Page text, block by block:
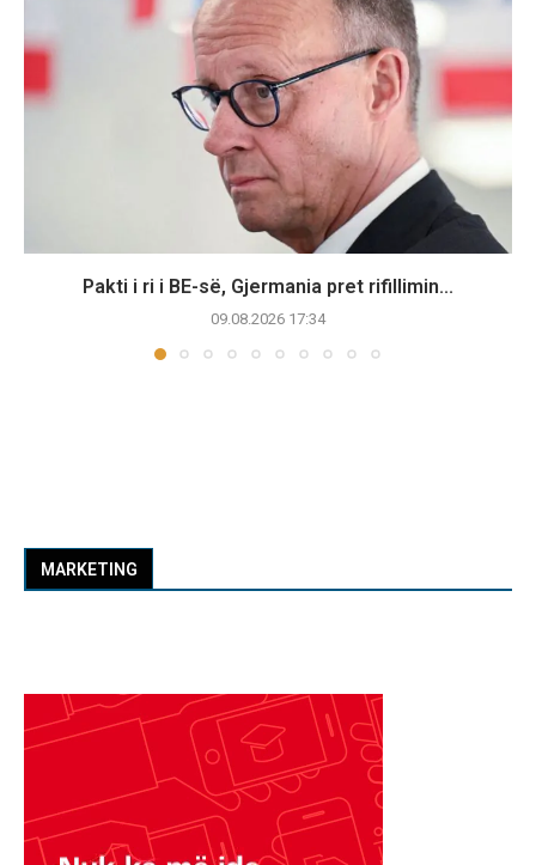
Pakti i ri i BE-së, Gjermania pret rifillimin...
09.08.2026 17:34
MARKETING